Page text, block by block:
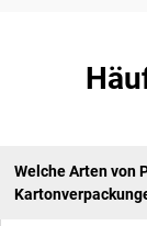
Welche Arten von